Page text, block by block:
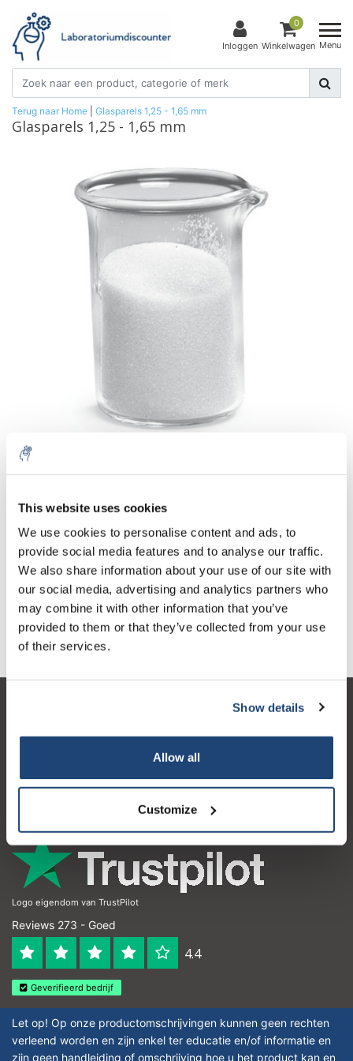
This website uses cookies
We use cookies to personalise content and ads, to
provide social media features and to analyse our traffic.
We also share information about your use of our site with
our social media, advertising and analytics partners who
may combine it with other information that you’ve
provided to them or that they’ve collected from your use
of their services.
Show details
Allow all
Customize
Inloggen
0
Winkelwagen Menu
Terug naar Home Glasparels 1,25 - 1,65 mm
Glasparels 1,25 - 1,65 mm
1 kg Excl. btw
€49,47
Incl. btw
Toevoegen aan winkelwagen
Informatie
Contactgegevens
Logo eigendom van TrustPilot
Reviews 273 - Goed
4.4
Geverifieerd bedrijf
Let op! Op onze productomschrijvingen kunnen geen rechten
verleend worden en zijn enkel ter educatie en/of informatie en
zijn geen handleiding of omschrijving hoe u het product kan en